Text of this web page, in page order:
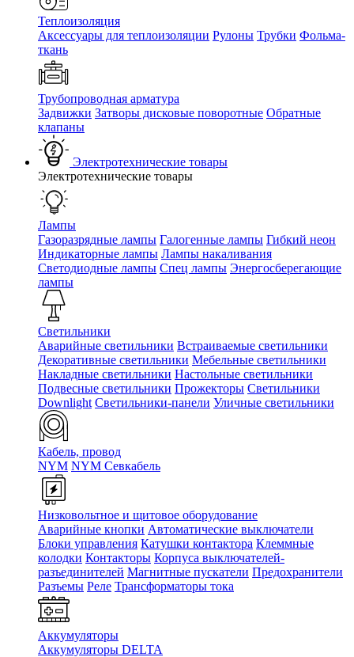
Теплоизоляция
Аксессуары для теплоизоляции Рулоны Трубки Фольма-
ткань
Трубопроводная арматура
Задвижки Затворы дисковые поворотные Обратные
клапаны
Электротехнические товары
Электротехнические товары
Лампы
Газоразрядные лампы Галогенные лампы Гибкий неон
Индикаторные лампы Лампы накаливания
Светодиодные лампы Спец лампы Энергосберегающие
лампы
Светильники
Аварийные светильники Встраиваемые светильники
Декоративные светильники Мебельные светильники
Накладные светильники Настольные светильники
Подвесные светильники Прожекторы Светильники
Downlight Светильники-панели Уличные светильники
Кабель, провод
NYM NYM Севкабель
Низковольтное и щитовое оборудование
Аварийные кнопки Автоматические выключатели
Блоки управления Катушки контактора Клеммные
колодки Контакторы Корпуса выключателей-
разъединителей Магнитные пускатели Предохранители
Разъемы Реле Трансформаторы тока
Аккумуляторы
Аккумуляторы DELTA